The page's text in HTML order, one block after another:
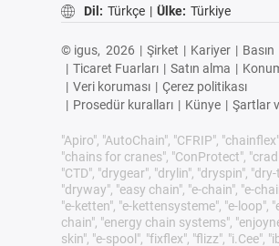
Dil: Türkçe | Ülke: Türkiye
© igus, 2026 | Şirket | Kariyer | Basın
| Ticaret Fuarları | Satın alma |
| Veri koruması | Çerez politikası
| Prosedür kuralları | Künye | Şartlar
"Apiro", "AutoChain", "CFRIP",
"chains for cranes", "ConProtect",
"CTD", "drygear", "drylin", "dryspin", "dry-
"dryway", "easy chain", "e-chain", "e-
"e-ketten", "e-kettensysteme", "e-loop",
chain", "energy chain systems",
skin", "e-spool", "fixflex", "flizz", "i.Cee",